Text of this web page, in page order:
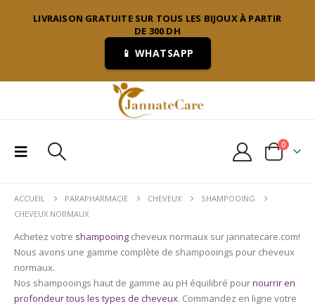
LIVRAISON GRATUITE SUR TOUS LES BIJOUX À PARTIR
DE 300 DH
📱 WHATSAPP
0
ACCUEIL PARAPHARMACIE CHEVEUX
SHAMPOOING
CHEVEUX NORMAUX
Achetez votre shampooing cheveux normaux sur jannatecare.com!
Nous avons une gamme complète de shampooings pour cheveux
normaux.
Nos shampooings haut de gamme au pH équilibré pournourrir en
profondeur tous les types de cheveux. Commandez en ligne votre